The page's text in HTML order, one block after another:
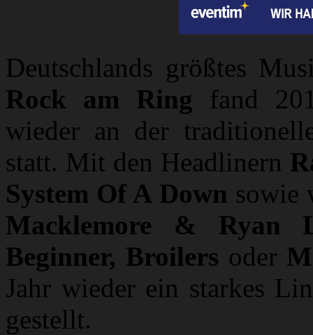
Deutschlands größtes
Rock am Ring fand
wieder an der
statt. Mit den Headlinern
System Of A Down sowie
Macklemore & Ryan
Beginner, Broilers oder
Jahr wieder ein starkes
gestellt.